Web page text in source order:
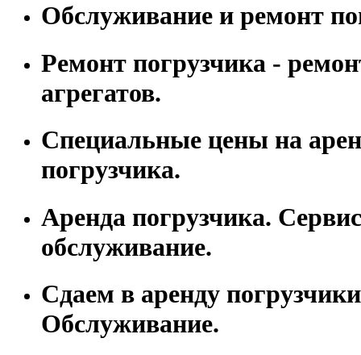
Обслуживание и ремонт
Ремонт погрузчика -
агрегатов.
Специальные цены на
погрузчика.
Аренда погрузчика.
обслуживание.
Сдаем в аренду
Обслуживание.